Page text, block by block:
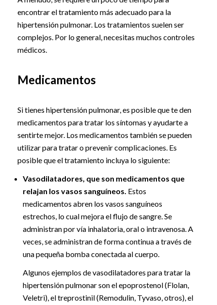
encontrar el tratamiento más adecuado para la
hipertensión pulmonar. Los tratamientos suelen ser
complejos. Por lo general, necesitas muchos controles
médicos.
Medicamentos
Si tienes hipertensión pulmonar, es posible que te den
medicamentos para tratar los síntomas y ayudarte a
sentirte mejor. Los medicamentos también se pueden
utilizar para tratar o prevenir complicaciones. Es
posible que el tratamiento incluya lo siguiente:
Vasodilatadores, que son medicamentos que
relajan los vasos sanguíneos. Estos
medicamentos abren los vasos sanguíneos
estrechos, lo cual mejora el flujo de sangre. Se
administran por vía inhalatoria, oral o intravenosa. A
veces, se administran de forma continua a través de
una pequeña bomba conectada al cuerpo.
Algunos ejemplos de vasodilatadores para tratar la
hipertensión pulmonar son el epoprostenol (Flolan,
Veletri), el treprostinil (Remodulin, Tyvaso, otros), el